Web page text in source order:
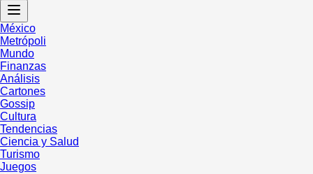
México
Metrópoli
Mundo
Finanzas
Análisis
Cartones
Gossip
Cultura
Tendencias
Ciencia y Salud
Turismo
Juegos